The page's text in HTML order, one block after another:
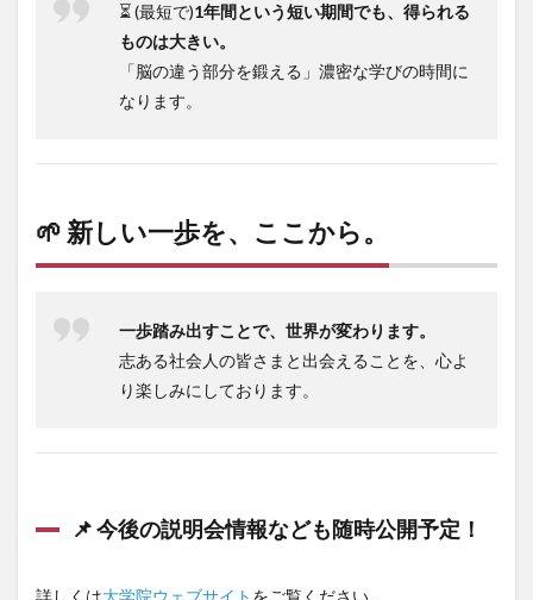
⏳ (最短で)1年間という短い期間でも、得られる
ものは大きい。
「脳の違う部分を鍛える」濃密な学びの時間に
なります。
🌱 新しい一歩を、ここから。
一歩踏み出すことで、世界が変わります。
志ある社会人の皆さまと出会えることを、心よ
り楽しみにしております。
📌 今後の説明会情報なども随時公開予定！
詳しくは大学院ウェブサイト をご覧ください。